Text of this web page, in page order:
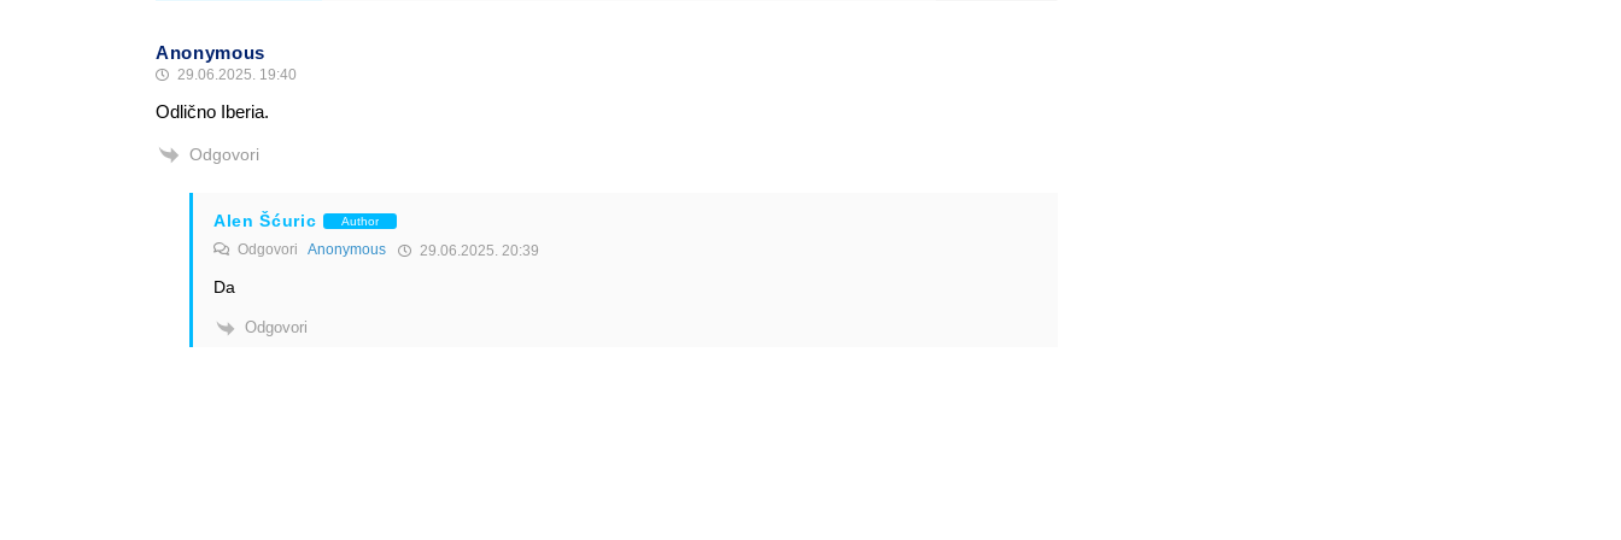
Anonymous
29.06.2025. 19:40
Odlično Iberia.
Odgovori
Alen Šćuric Author
Odgovori Anonymous 29.06.2025. 20:39
Da
Odgovori